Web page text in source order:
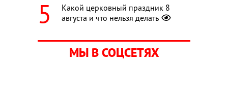
Какой церковный праздник 8
августа и что нельзя делать
МЫ В СОЦСЕТЯХ